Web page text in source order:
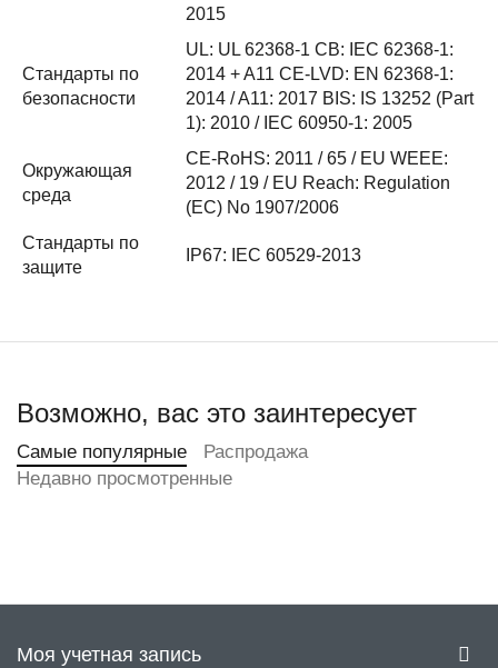
2015
Стандарты по
безопасности
UL: UL 62368-1 CB: IEC 62368-1:
2014 + A11 CE-LVD: EN 62368-1:
2014 / A11: 2017 BIS: IS 13252 (Part
1): 2010 / IEC 60950-1: 2005
Окружающая
среда
CE-RoHS: 2011 / 65 / EU WEEE:
2012 / 19 / EU Reach: Regulation
(EC) No 1907/2006
Стандарты по
защите
IP67: IEC 60529-2013
Возможно, вас это заинтересует
Самые популярные
Распродажа
Недавно просмотренные
Моя учетная запись